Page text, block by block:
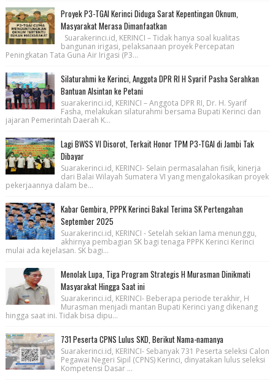
Proyek P3-TGAI Kerinci Diduga Sarat Kepentingan Oknum,
Masyarakat Merasa Dimanfaatkan
Suarakerinci.id, KERINCI – Tidak hanya soal kualitas
bangunan irigasi, pelaksanaan proyek Percepatan
Peningkatan Tata Guna Air Irigasi (P3...
Silaturahmi ke Kerinci, Anggota DPR RI H Syarif Pasha Serahkan
Bantuan Alsintan ke Petani
suarakerinci.id, KERINCI – Anggota DPR RI, Dr. H. Syarif
Fasha, melakukan silaturahmi bersama Bupati Kerinci dan
jajaran Pemerintah Daerah K...
Lagi BWSS VI Disorot, Terkait Honor TPM P3-TGAI di Jambi Tak
Dibayar
Suarakerinci.id, KERINCI- Selain permasalahan fisik, kinerja
dari Balai Wilayah Sumatera VI yang mengalokasikan proyek
pekerjaannya dalam be...
Kabar Gembira, PPPK Kerinci Bakal Terima SK Pertengahan
September 2025
Suarakerinci.id, KERINCI - Setelah sekian lama menunggu,
akhirnya pembagian SK bagi tenaga PPPK Kerinci Kerinci
mulai ada kejelasan. SK bagi...
Menolak Lupa, Tiga Program Strategis H Murasman Dinikmati
Masyarakat Hingga Saat ini
Suarakerinci.id, KERINCI- Beberapa periode terakhir, H
Murasman menjadi mantan Bupati Kerinci yang dikenang
hingga saat ini. Tidak bisa dipu...
731 Peserta CPNS Lulus SKD, Berikut Nama-namanya
Suarakerinci.id, KERINCI- Sebanyak 731 Peserta seleksi Calon
Pegawai Negeri Sipil (CPNS) Kerinci, dinyatakan lulus seleksi
Kompetensi Dasar ...